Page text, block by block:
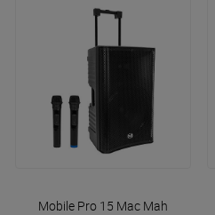
Mobile Pro 15 Mac Mah